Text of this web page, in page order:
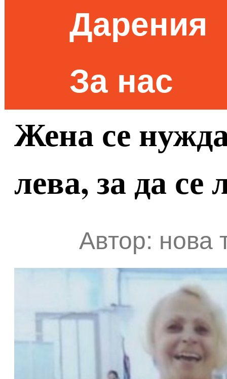
Дарения
За нас
Жена се
лева, за да се
Автор: нова